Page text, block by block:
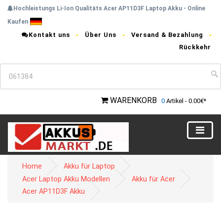
Hochleistungs Li-Ion Qualitäts Acer AP11D3F Laptop Akku - Online
Kaufen
Kontakt uns Über Uns
Versand & Bezahlung
Rückkehr
WARENKORB 0 Artikel - 0.00€*
Home
Akku für Laptop
Acer Laptop Akku Modellen
Akku für Acer
Acer AP11D3F Akku